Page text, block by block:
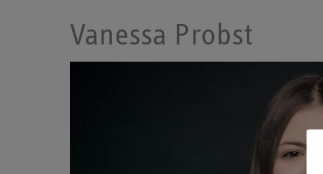
Vanessa Probst